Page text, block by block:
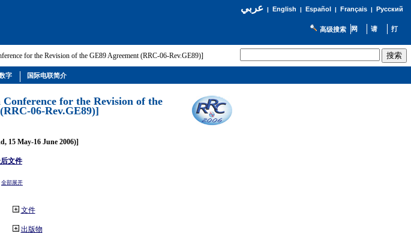
عربي| English | Español | Français| Русский
高级搜索
for the Revision of the GE89 Agreement (RRC-06-Rev.GE89)]
for the Revision of the
06-Rev.GE89)]
15 May-16 June 2006)]
文件
全部展开
文件
出版物
字 国际电联简介